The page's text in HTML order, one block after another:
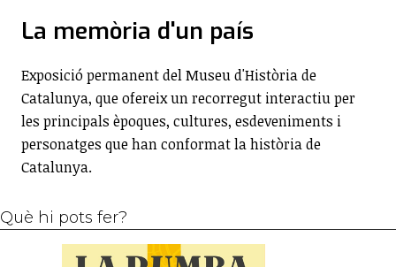
La memòria d'un país
Exposició permanent del Museu d'Història de
Catalunya, que ofereix un recorregut interactiu per
les principals èpoques, cultures, esdeveniments i
personatges que han conformat la història de
Catalunya.
Què hi pots fer?